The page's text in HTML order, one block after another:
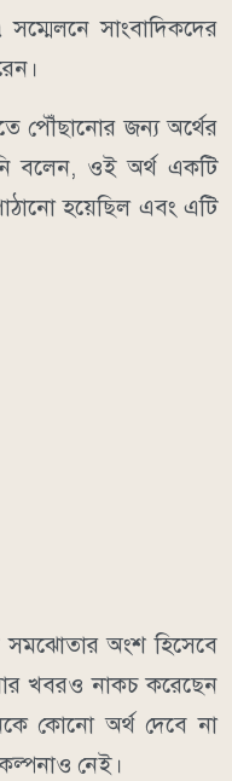
সম্মেলনে সাংবাদিকদের
পৌঁছানোর জন্য অর্থের
বলেন, ওই অর্থ একটি
হয়েছিল এবং এটি
সমঝোতার অংশ হিসেবে
খবরও নাকচ করেছেন
কোনো অর্থ দেবে না
নেই।